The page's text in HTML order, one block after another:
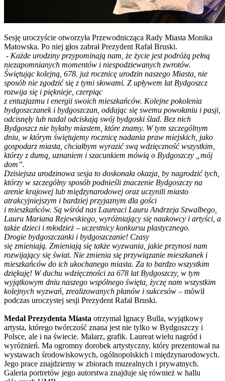
Sesję uroczyście otworzyła Przewodnicząca Rady Miasta Monika
Matowska. Po niej głos zabrał Prezydent Rafał Bruski.
- Każde urodziny przypominają nam, że życie jest podróżą pełną
niezapomnianych momentów i niespodziewanych zwrotów.
Świętując kolejną, 678. już rocznicę urodzin naszego Miasta, nie
sposób nie zgodzić się z tymi słowami. Z upływem lat Bydgoszcz
rozwija się i pięknieje, czerpiąc
z entuzjazmu i energii swoich mieszkańców. Kolejne pokolenia
bydgoszczanek i bydgoszczan, oddając się swemu powołaniu i pasji,
odcisnęły lub nadal odciskają swój bydgoski ślad. Bez nich
Bydgoszcz nie byłaby miastem, które znamy. W tym szczególnym
dniu, w którym świętujemy rocznicę nadania praw miejskich, jako
gospodarz miasta, chciałbym wyrazić swą wdzięczność wszystkim,
którzy z dumą, uznaniem i szacunkiem mówią o Bydgoszczy „mój
dom”.
Dzisiejsza urodzinowa sesja to doskonała okazja, by nagrodzić tych,
którzy w szczególny sposób podnieśli znaczenie Bydgoszczy na
arenie krajowej lub międzynarodowej oraz uczynili miasto
atrakcyjniejszym i bardziej przyjaznym dla gości
i mieszkańców. Są wśród nas Laureaci Lauru Andrzeja Szwalbego,
Lauru Mariana Rejewskiego, wyróżniający się naukowcy i artyści, a
także dzieci i młodzież – uczestnicy konkursu plastycznego.
Drogie bydgoszczanki i bydgoszczanie! Czasy
się zmieniają. Zmieniają się także wyzwania, jakie przynosi nam
rozwijający się świat. Nie zmienia się przywiązanie mieszkanek i
mieszkańców do ich ukochanego miasta. Za to bardzo wszystkim
dziękuję! W duchu wdzięczności za 678 lat Bydgoszczy, w tym
wyjątkowym dniu naszego wspólnego święta, życzę nam wszystkim
kolejnych wyzwań, zrealizowanych planów i sukcesów – mówił
podczas uroczystej sesji Prezydent Rafał Bruski.
Medal Prezydenta Miasta otrzymał Ignacy Bulla, wyjątkowy
artysta, którego twórczość znana jest nie tylko w Bydgoszczy i
Polsce, ale i na świecie. Malarz, grafik. Laureat wielu nagród i
wyróżnień. Ma ogromny dorobek artystyczny, który prezentował na
wystawach środowiskowych, ogólnopolskich i międzynarodowych.
Jego prace znajdziemy w zbiorach muzealnych i prywatnych.
Galeria portretów jego autorstwa znajduje się również w hallu